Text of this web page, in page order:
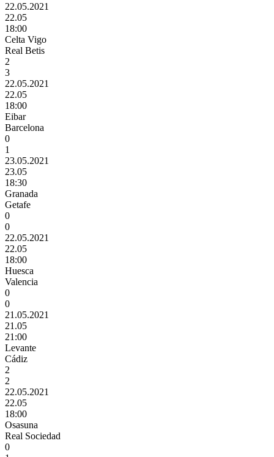
22.05.2021
22.05
18:00
Celta Vigo
Real Betis
2
3
22.05.2021
22.05
18:00
Eibar
Barcelona
0
1
23.05.2021
23.05
18:30
Granada
Getafe
0
0
22.05.2021
22.05
18:00
Huesca
Valencia
0
0
21.05.2021
21.05
21:00
Levante
Cádiz
2
2
22.05.2021
22.05
18:00
Osasuna
Real Sociedad
0